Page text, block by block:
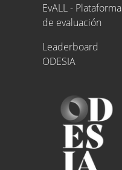
EvALL - Plataforma
de evaluación
Leaderboard
ODESIA